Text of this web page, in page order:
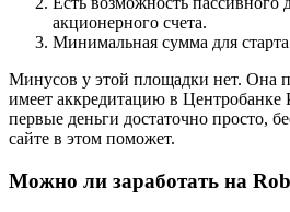
акционерного счета.
Минимальная сумма для старта
Минусов у этой площадки нет. Она
имеет аккредитацию в Центробанке
первые деньги достаточно просто,
сайте в этом поможет.
Можно ли заработать на